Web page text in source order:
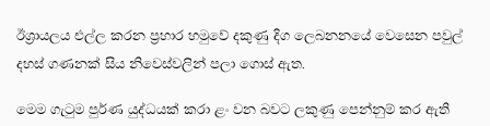
ඊශ්‍රායලය එල්ල කරන ප්‍රහාර හමුවේ දකුණු දිග ලෙබනනයේ වෙසෙන පවුල්
දහස් ගණනක් සිය නිවෙස්වලින් පලා ගොස් ඇත.
මෙම ගැටුම පුර්ණ යුද්ධයක් කරා ළං වන බවට ලකුණු පෙන්නුම් කර ඇති